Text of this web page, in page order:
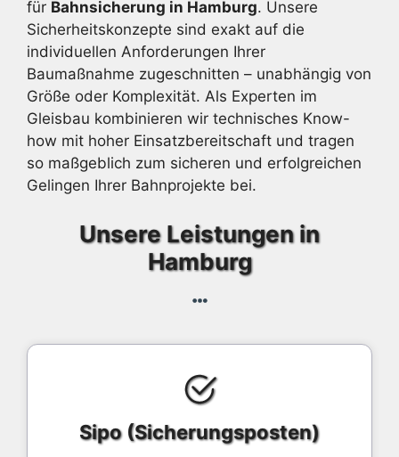
für Bahnsicherung in Hamburg. Unsere
Sicherheitskonzepte sind exakt auf die
individuellen Anforderungen Ihrer
Baumaßnahme zugeschnitten – unabhängig von
Größe oder Komplexität. Als Experten im
Gleisbau kombinieren wir technisches Know-
how mit hoher Einsatzbereitschaft und tragen
so maßgeblich zum sicheren und erfolgreichen
Gelingen Ihrer Bahnprojekte bei.
Unsere Leistungen in
Hamburg
Sipo (Sicherungsposten)